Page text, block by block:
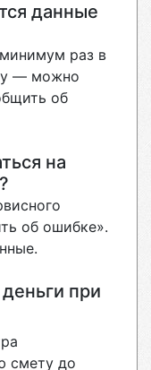
данные
раз в
— можно
об
на
об ошибке».
при
смету до